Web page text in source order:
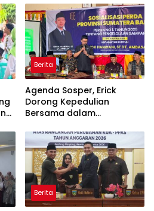
Berita
Agenda Sosper, Erick
Dorong Kepedulian
Bersama dalam
Berita